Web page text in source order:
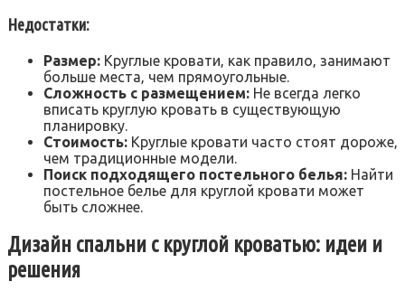
Недостатки:
Размер: Круглые кровати‚ как правило‚ занимают
больше места‚ чем прямоугольные.
Сложность с размещением: Не всегда легко
вписать круглую кровать в существующую
планировку.
Стоимость: Круглые кровати часто стоят дороже‚
чем традиционные модели.
Поиск подходящего постельного белья: Найти
постельное белье для круглой кровати может
быть сложнее.
Дизайн спальни с круглой кроватью: идеи и
решения